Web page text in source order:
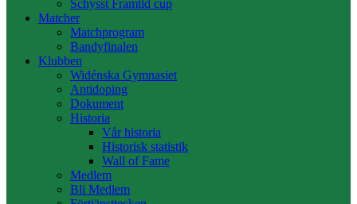
Schysst Framtid cup
Matcher
Matchprogram
Bandyfinalen
Klubben
Widénska Gymnasiet
Antidoping
Dokument
Historia
Vår historia
Historisk statistik
Wall of Fame
Medlem
Bli Medlem